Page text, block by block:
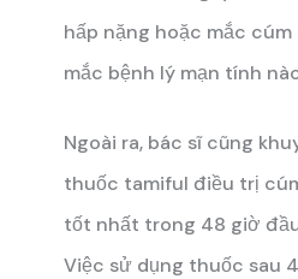
hấp nặng hoặc mắc
mắc bệnh lý mạn tính
Ngoài ra, bác sĩ cũng
thuốc tamiful điều trị
tốt nhất trong 48 giờ
Việc sử dụng thuốc sau